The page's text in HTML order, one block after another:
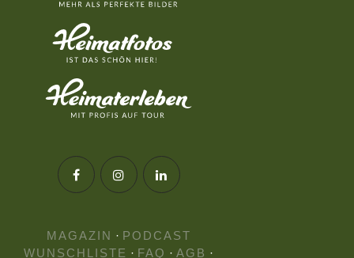
MAGAZIN · PODCAST
WUNSCHLISTE · FAQ · AGB ·